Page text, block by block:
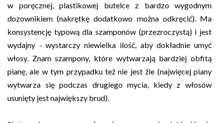
w poręcznej, plastikowej butelce z bardzo wygodnym
dozownikiem (nakrętkę dodatkowo można odkręcić). Ma
konsystencję typową dla szamponów (przezroczystą) i jest
wydajny - wystarczy niewielka ilość, aby dokładnie umyć
włosy. Znam szampony, które wytwarzają bardziej obfitą
pianę, ale w tym przypadku też nie jest źle (najwięcej piany
wytwarza się podczas drugiego mycia, kiedy z włosów
usunięty jest największy brud).